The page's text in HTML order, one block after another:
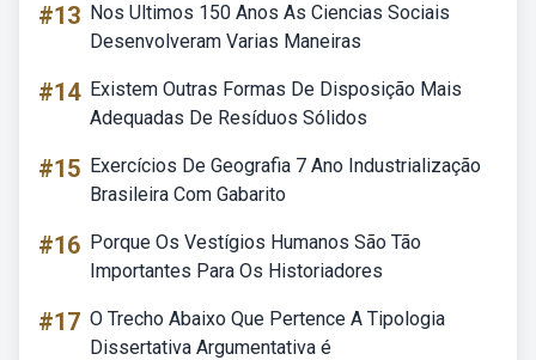
#13 Nos Ultimos 150 Anos As Ciencias Sociais
Desenvolveram Varias Maneiras
#14 Existem Outras Formas De Disposição Mais
Adequadas De Resíduos Sólidos
#15 Exercícios De Geografia 7 Ano Industrialização
Brasileira Com Gabarito
#16 Porque Os Vestígios Humanos São Tão
Importantes Para Os Historiadores
#17 O Trecho Abaixo Que Pertence A Tipologia
Dissertativa Argumentativa é